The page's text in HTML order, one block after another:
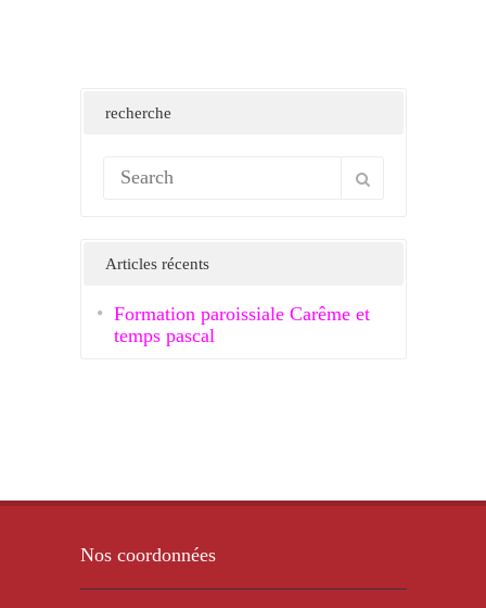
recherche
Articles récents
Formation paroissiale Carême et
temps pascal
Nos coordonnées